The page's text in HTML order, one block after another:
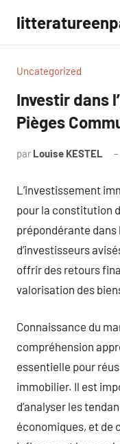
contenu
Uncategorized
Investir dans
Pièges
par Louise KESTEL
L’investissement
pour la constitution
prépondérante
d’investisseurs
offrir des retours
valorisation des
Connaissance du
compréhension
essentielle pour
immobilier. Il est
d’analyser les
économiques, et de